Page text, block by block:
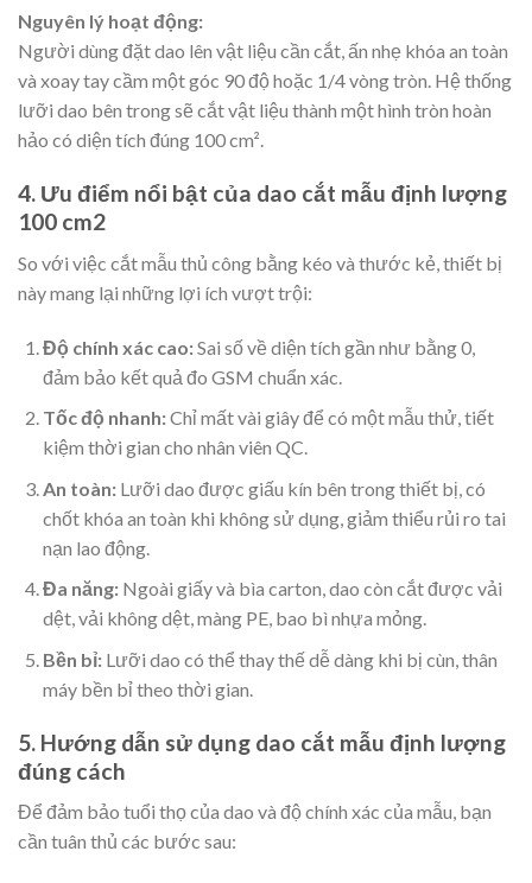
Nguyên lý hoạt động:
Người dùng đặt dao lên vật liệu cần cắt, ấn nhẹ khóa an toàn
và xoay tay cầm một góc 90 độ hoặc 1/4 vòng tròn. Hệ thống
lưỡi dao bên trong sẽ cắt vật liệu thành một hình tròn hoàn
hảo có diện tích đúng 100 cm².
4. Ưu điểm nổi bật của dao cắt mẫu định lượng
100 cm2
So với việc cắt mẫu thủ công bằng kéo và thước kẻ, thiết bị
này mang lại những lợi ích vượt trội:
Độ chính xác cao:Sai số về diện tích gần như bằng 0,
đảm bảo kết quả đo GSM chuẩn xác.
Tốc độ nhanh:Chỉ mất vài giây để có một mẫu thử, tiết
kiệm thời gian cho nhân viên QC.
An toàn:Lưỡi dao được giấu kín bên trong thiết bị, có
chốt khóa an toàn khi không sử dụng, giảm thiểu rủi ro tai
nạn lao động.
Đa năng:Ngoài giấy và bìa carton, dao còn cắt được vải
dệt, vải không dệt, màng PE, bao bì nhựa mỏng.
Bền bỉ:Lưỡi dao có thể thay thế dễ dàng khi bị cùn, thân
máy bền bỉ theo thời gian.
5. Hướng dẫn sử dụng dao cắt mẫu định lượng
đúng cách
Để đảm bảo tuổi thọ của dao và độ chính xác của mẫu, bạn
cần tuân thủ các bước sau: